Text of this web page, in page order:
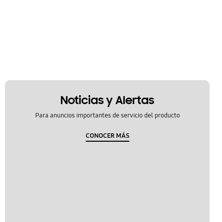
Noticias y Alertas
Para anuncios importantes de servicio del producto
CONOCER MÁS